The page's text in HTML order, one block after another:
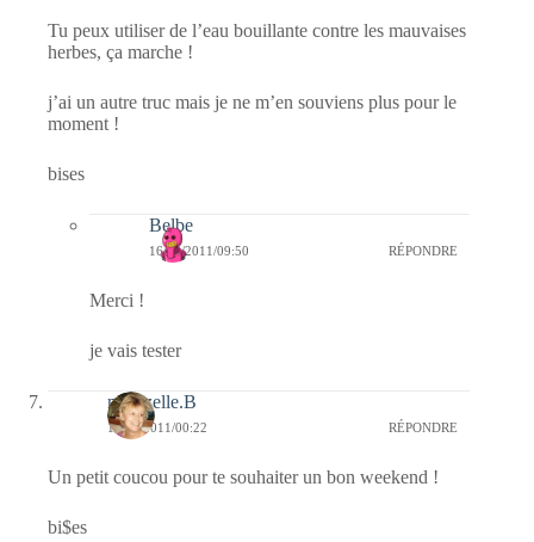
Tu peux utiliser de l’eau bouillante contre les mauvaises
herbes, ça marche !
j’ai un autre truc mais je ne m’en souviens plus pour le
moment !
bises
Belbe
16/04/2011/09:50 RÉPONDRE
Merci !
je vais tester
mamzelle.B
16/04/2011/00:22 RÉPONDRE
Un petit coucou pour te souhaiter un bon weekend !
bi$es